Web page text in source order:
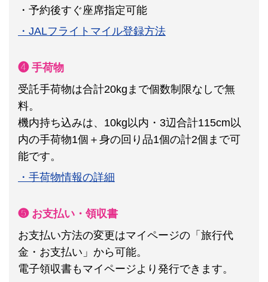
・予約後すぐ座席指定可能
・JALフライトマイル登録方法
❹ 手荷物
受託手荷物は合計20kgまで個数制限なしで無
料。
機内持ち込みは、10kg以内・3辺合計115cm以
内の手荷物1個＋身の回り品1個の計2個まで可
能です。
・手荷物情報の詳細
❺ お支払い・領収書
お支払い方法の変更はマイページの「旅行代
金・お支払い」から可能。
電子領収書もマイページより発行できます。